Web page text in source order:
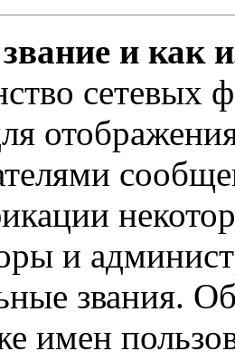
и как
сетевых
и
звания.
имен